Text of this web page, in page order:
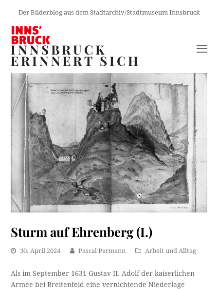
Der Bilderblog aus dem Stadtarchiv/Stadtmuseum Innsbruck
INNSBRUCK
ERINNERT SICH
Sturm auf Ehrenberg (I.)
30. April 2024 Pascal Permann Arbeit und Alltag
Als im September 1631 Gustav II. Adolf der kaiserlichen
Armee bei Breitenfeld eine vernichtende Niederlage